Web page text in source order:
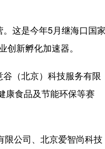
这是今年5月继海口国家
新孵化加速器。
（北京）科技服务有限
康食品及节能环保等赛
公司、北京爱智尚科技